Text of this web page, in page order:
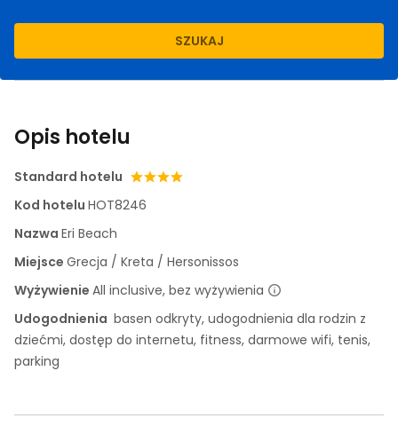
SZUKAJ
Opis hotelu
Standard hotelu
Kod hotelu HOT8246
Nazwa Eri Beach
Miejsce Grecja / Kreta / Hersonissos
Wyżywienie All inclusive, bez wyżywienia
Udogodnienia basen odkryty, udogodnienia dla rodzin z
dziećmi, dostęp do internetu, fitness, darmowe wifi, tenis,
parking